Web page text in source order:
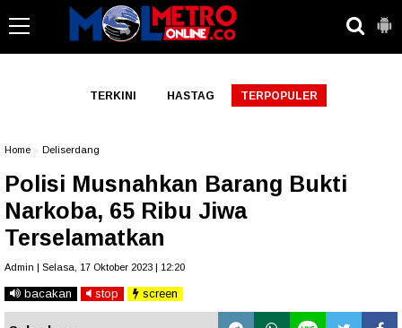
TERKINI HASTAG TERPOPULER
Home Deliserdang
Polisi Musnahkan Barang Bukti
Narkoba, 65 Ribu Jiwa
Terselamatkan
Admin | Selasa, 17 Oktober 2023 | 12:20
bacakan stop screen